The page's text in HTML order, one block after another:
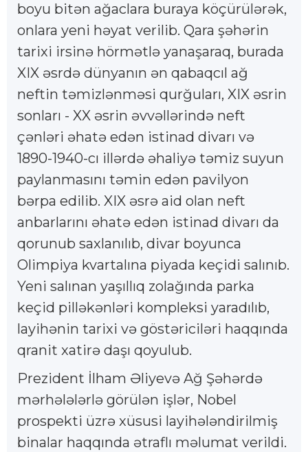
boyu bitən ağaclara buraya köçürülərək,
onlara yeni həyat verilib. Qara şəhərin
tarixi irsinə hörmətlə yanaşaraq, burada
XIX əsrdə dünyanın ən qabaqcıl ağ
neftin təmizlənməsi qurğuları, XIX əsrin
sonları - XX əsrin əvvəllərində neft
çənləri əhatə edən istinad divarı və
1890-1940-cı illərdə əhaliyə təmiz suyun
paylanmasını təmin edən pavilyon
bərpa edilib. XIX əsrə aid olan neft
anbarlarını əhatə edən istinad divarı da
qorunub saxlanılıb, divar boyunca
Olimpiya kvartalına piyada keçidi salınıb.
Yeni salınan yaşıllıq zolağında parka
keçid pilləkənləri kompleksi yaradılıb,
layihənin tarixi və göstəriciləri haqqında
qranit xatirə daşı qoyulub.
Prezident İlham Əliyevə Ağ Şəhərdə
mərhələlərlə görülən işlər, Nobel
prospekti üzrə xüsusi layihələndirilmiş
binalar haqqında ətraflı məlumat verildi.